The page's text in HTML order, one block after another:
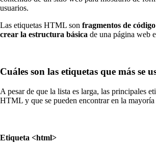
usuarios.
Las etiquetas HTML son fragmentos de
crear la estructura básica de una página web
Cuáles son las etiquetas que más se
A pesar de que la lista es larga, las principales
HTML y que se pueden encontrar en la mayoría
Etiqueta <html>